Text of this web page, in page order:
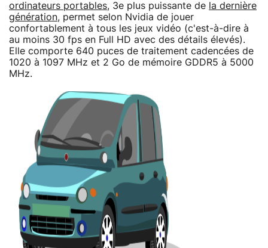
ordinateurs portables, 3e plus puissante de la dernière
génération, permet selon Nvidia de jouer
confortablement à tous les jeux vidéo (c'est-à-dire à
au moins 30 fps en Full HD avec des détails élevés).
Elle comporte 640 puces de traitement cadencées de
1020 à 1097 MHz et 2 Go de mémoire GDDR5 à 5000
MHz.